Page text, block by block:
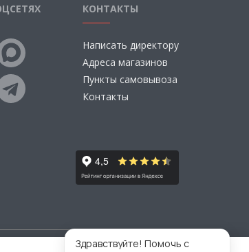
КОНТАКТЫ
Написать директору
Адреса магазинов
Пункты самовывоза
Контакты
Здравствуйте! Помочь с